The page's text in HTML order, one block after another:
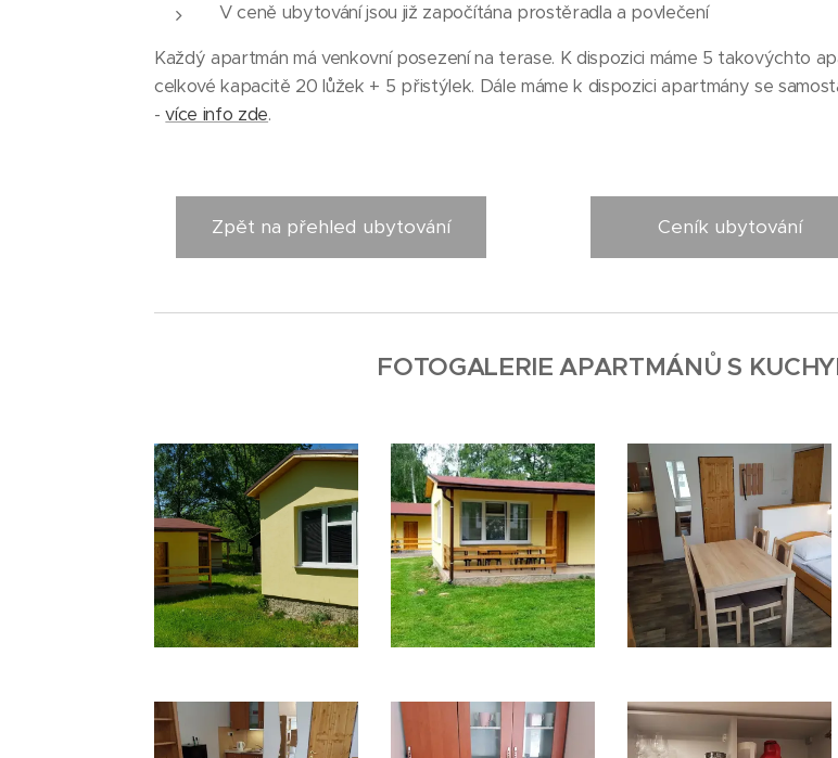
V ceně ubytování jsou již započítána prostěradla a povlečení
Každý apartmán má venkovní posezení na terase. K dispozici máme 5 takovýchto
celkové kapacitě 20 lůžek + 5 přistýlek. Dále máme k dispozici apartmány se
-více info zde.
Zpět na přehled ubytování Ceník ubytování
FOTOGALERIE APARTMÁNŮ S